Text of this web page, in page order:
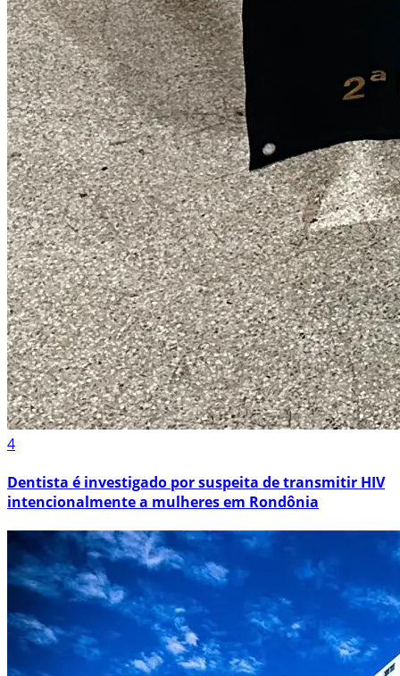
4
Dentista é investigado por suspeita de transmitir HIV
intencionalmente a mulheres em Rondônia